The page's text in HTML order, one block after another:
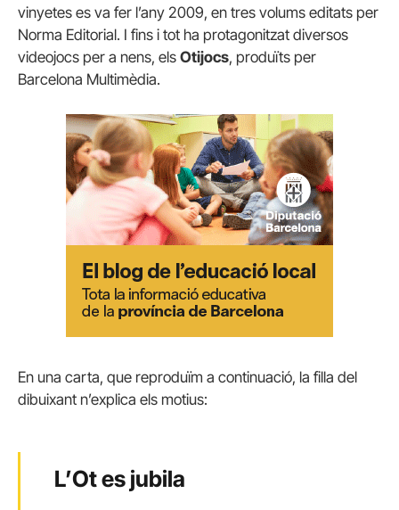
vinyetes es va fer l’any 2009, en tres volums editats per
Norma Editorial. I fins i tot ha protagonitzat diversos
videojocs per a nens, els Otijocs, produïts per
Barcelona Multimèdia.
En una carta, que reproduïm a continuació, la filla del
dibuixant n’explica els motius:
L’Ot es jubila